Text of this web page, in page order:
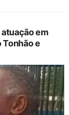
em
Tonhão e